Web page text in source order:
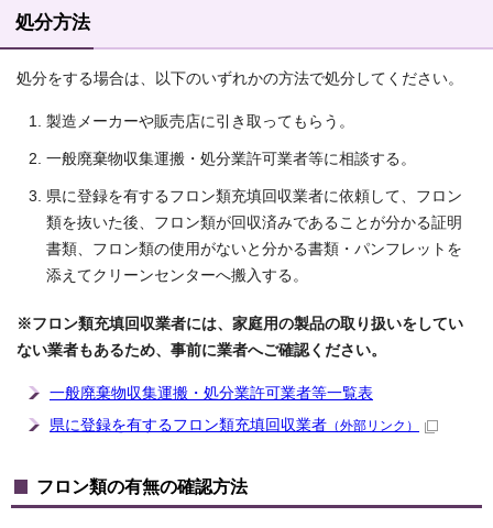
処分方法
処分をする場合は、以下のいずれかの方法で処分してください。
製造メーカーや販売店に引き取ってもらう。
一般廃棄物収集運搬・処分業許可業者等に相談する。
県に登録を有するフロン類充填回収業者に依頼して、フロン
類を抜いた後、フロン類が回収済みであることが分かる証明
書類、フロン類の使用がないと分かる書類・パンフレットを
添えてクリーンセンターへ搬入する。
※フロン類充填回収業者には、家庭用の製品の取り扱いをしてい
ない業者もあるため、事前に業者へご確認ください。
一般廃棄物収集運搬・処分業許可業者等一覧表
県に登録を有するフロン類充填回収業者 （外部リンク）
フロン類の有無の確認方法